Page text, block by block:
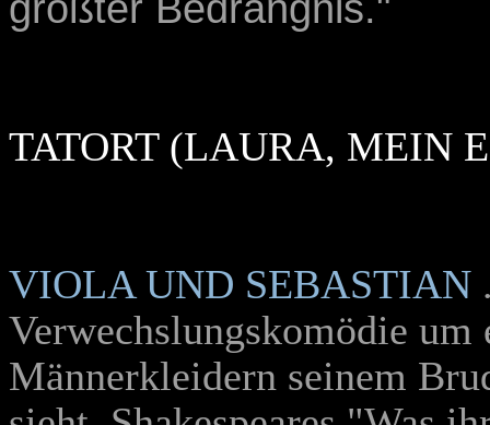
TATORT (LAURA, MEIN
VIOLA UND SEBASTIAN
Verwechslungskomödie um
Männerkleidern seinem